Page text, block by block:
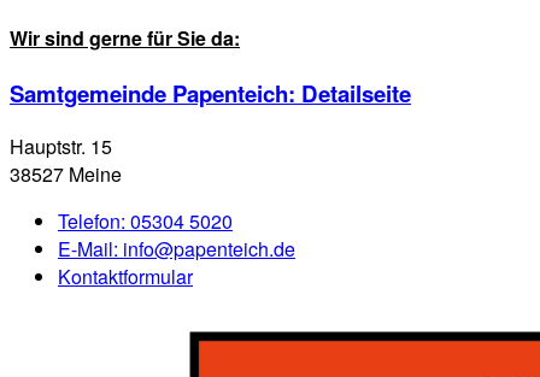
Wir sind gerne für Sie da:
Samtgemeinde Papenteich: Detailseite
Hauptstr. 15
38527 Meine
Telefon: 05304 5020
E-Mail: info@papenteich.de
Kontaktformular